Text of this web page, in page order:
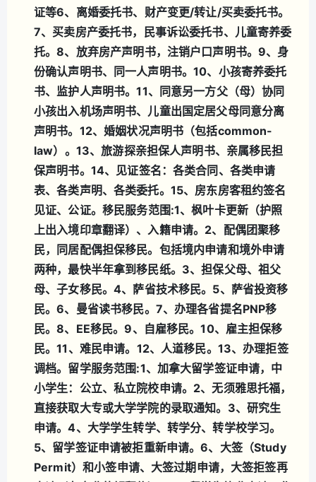
证等6、离婚委托书、财产变更/转让/买卖委托书。
7、买卖房产委托书，民事诉讼委托书、儿童寄养委
托。8、放弃房产声明书，注销户口声明书。9、身
份确认声明书、同一人声明书。10、小孩寄养委托
书、监护人声明书。11、同意另一方父（母）协同
小孩出入机场声明书、儿童出国定居父母同意分离
声明书。 12、婚姻状况声明书（包括common-
law）。 13、旅游探亲担保人声明书、亲属移民担
保声明书。 14、见证签名：各类合同、各类申请
表、各类声明、各类委托。 15、房东房客租约签名
见证、公证。 移民服务范围:1、枫叶卡更新（护照
上出入境印章翻译）、入籍申请。 2、配偶团聚移
民，同居配偶担保移民。包括境内申请和境外申请
两种，最快半年拿到移民纸。 3、担保父母、祖父
母、子女移民。4、萨省技术移民。 5、萨省投资移
民。6、曼省读书移民。 7、办理各省提名PNP移
民。8、EE移民。9、自雇移民。10、雇主担保移
民。11、难民申请。 12、人道移民。 13、办理拒签
调档。 留学服务范围:1、加拿大留学签证申请，中
小学生：公立、私立院校申请。 2、无须雅思托福，
直接获取大专或大学学院的录取通知。 3、研究生
申请。4、大学学生转学、转学分、转学校学习。
5、留学签证申请被拒重新申请。6、大签（Study
Permit）和小签申请、大签过期申请，大签拒签再